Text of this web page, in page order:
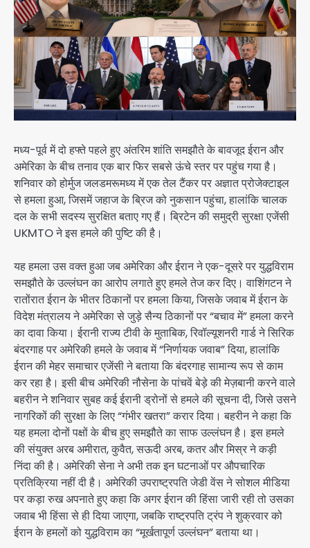
मध्य-पूर्व में दो हफ्ते पहले हुए अंतरिम शांति समझौते के बावजूद ईरान और
अमेरिका के बीच तनाव एक बार फिर सबसे ऊंचे स्तर पर पहुंच गया है।
शनिवार को होर्मुज जलडमरूमध्य में एक तेल टैंकर पर अज्ञात प्रोजेक्टाइल
से हमला हुआ, जिसमें जहाज के ब्रिज को नुकसान पहुंचा, हालांकि चालक
दल के सभी सदस्य सुरक्षित बताए गए हैं। ब्रिटेन की समुद्री सुरक्षा एजेंसी
UKMTO ने इस हमले की पुष्टि की है।
यह हमला उस वक्त हुआ जब अमेरिका और ईरान ने एक-दूसरे पर युद्धविराम
समझौते के उल्लंघन का आरोप लगाते हुए हमले तेज कर दिए। वाशिंगटन ने
रातोंरात ईरान के भीतर ठिकानों पर हमला किया, जिसके जवाब में ईरान के
विदेश मंत्रालय ने अमेरिका से जुड़े सैन्य ठिकानों पर “बचाव में” हमला करने
का दावा किया। ईरानी राज्य टीवी के मुताबिक, रिवॉल्यूशनरी गार्ड ने सिरिक
बंदरगाह पर अमेरिकी हमले के जवाब में “निर्णायक जवाब” दिया, हालांकि
ईरान की मेहर समाचार एजेंसी ने बताया कि बंदरगाह सामान्य रूप से काम
कर रहा है। इसी बीच अमेरिकी नौसेना के पांचवें बेड़े की मेज़बानी करने वाले
बहरीन ने शनिवार सुबह कई ईरानी ड्रोनों से हमले की सूचना दी, जिसे उसने
नागरिकों की सुरक्षा के लिए “गंभीर खतरा” करार दिया। बहरीन ने कहा कि
यह हमला दोनों पक्षों के बीच हुए समझौते का साफ उल्लंघन है। इस हमले
की संयुक्त अरब अमीरात, कुवैत, सऊदी अरब, कतर और मिस्र ने कड़ी
निंदा की है। अमेरिकी सेना ने अभी तक इन घटनाओं पर औपचारिक
प्रतिक्रिया नहीं दी है। अमेरिकी उपराष्ट्रपति जेडी वेंस ने सोशल मीडिया
पर कड़ा रुख अपनाते हुए कहा कि अगर ईरान की हिंसा जारी रही तो उसका
जवाब भी हिंसा से ही दिया जाएगा, जबकि राष्ट्रपति ट्रंप ने शुक्रवार को
ईरान के हमलों को युद्धविराम का “मूर्खतापूर्ण उल्लंघन” बताया था।